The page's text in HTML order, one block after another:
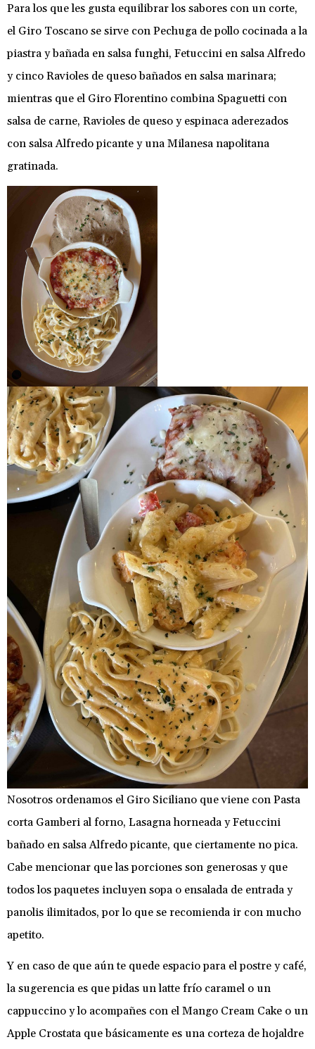
Para los que les gusta equilibrar los sabores con un corte,
el Giro Toscano se sirve con Pechuga de pollo cocinada a la
piastra y bañada en salsa funghi, Fetuccini en salsa Alfredo
y cinco Ravioles de queso bañados en salsa marinara;
mientras que el Giro Florentino combina Spaguetti con
salsa de carne, Ravioles de queso y espinaca aderezados
con salsa Alfredo picante y una Milanesa napolitana
gratinada.
Nosotros ordenamos el Giro Siciliano que viene con Pasta
corta Gamberi al forno, Lasagna horneada y Fetuccini
bañado en salsa Alfredo picante, que ciertamente no pica.
Cabe mencionar que las porciones son generosas y que
todos los paquetes incluyen sopa o ensalada de entrada y
panolis ilimitados, por lo que se recomienda ir con mucho
apetito.
Y en caso de que aún te quede espacio para el postre y café,
la sugerencia es que pidas un latte frío caramel o un
cappuccino y lo acompañes con el Mango Cream Cake o un
Apple Crostata que básicamente es una corteza de hojaldre